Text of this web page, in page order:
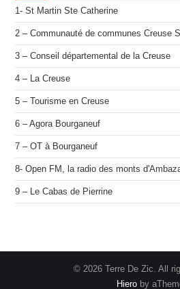
1- St Martin Ste Catherine
2 – Communauté de communes Creuse
3 – Conseil départemental de la Creuse
4 – La Creuse
5 – Tourisme en Creuse
6 – Agora Bourganeuf
7 – OT à Bourganeuf
8- Open FM, la radio des monts
9 – Le Cabas de Pierrine
© 2026 Terre De Zic. All
Hiero by